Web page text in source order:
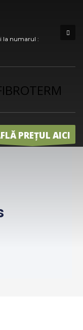
la numarul :
PREȚUL AICI